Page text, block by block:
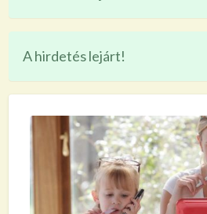
A hirdetés lejárt!